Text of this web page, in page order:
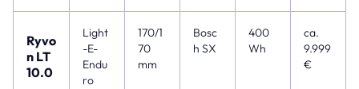
Ryvo
n LT
10.0
Light
-E-
Endu
ro
170/1
70
mm
Bosc
h SX
400
Wh
ca.
9.999
€